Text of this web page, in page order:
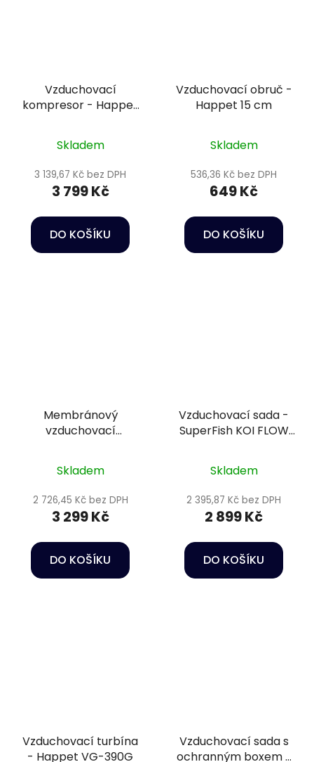
Vzduchovací
kompresor - Happet
Skladem
3 139,67 Kč bez DPH
3 799 Kč
DO KOŠÍKU
Vzduchovací obruč -
Happet 15 cm
Skladem
536,36 Kč bez DPH
649 Kč
DO KOŠÍKU
Membránový
vzduchovací
Skladem
2 726,45 Kč bez DPH
3 299 Kč
DO KOŠÍKU
Vzduchovací sada -
SuperFish KOI FLOW
Skladem
2 395,87 Kč bez DPH
2 899 Kč
DO KOŠÍKU
Vzduchovací turbína
- Happet VG-390G
Vzduchovací sada s
ochranným boxem -